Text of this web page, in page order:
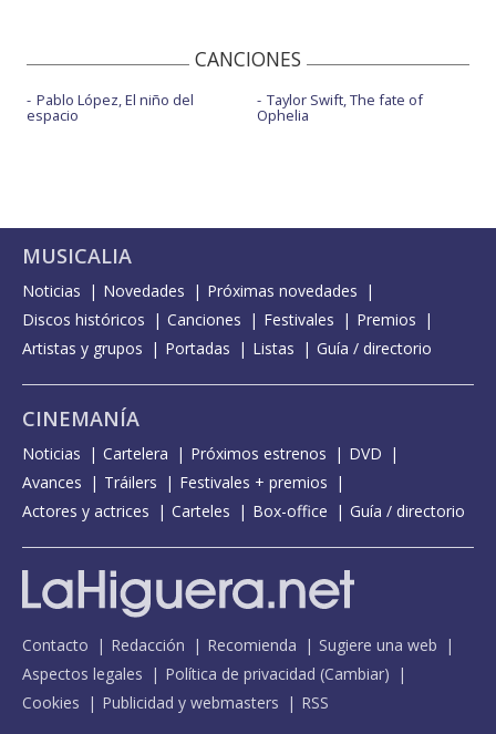
CANCIONES
Pablo López, El niño del
espacio
Taylor Swift, The fate of
Ophelia
MUSICALIA
Noticias Novedades
Próximas novedades
Discos históricos
Canciones Festivales
Premios
Artistas y grupos
Portadas Listas Guía / directorio
CINEMANÍA
Noticias Cartelera Próximos estrenos
DVD
Avances
Tráilers
Festivales + premios
Actores y actrices
Carteles Box-office Guía / directorio
Contacto Redacción Recomienda
Sugiere una web
Aspectos legales
Política de privacidad (Cambiar)
Cookies
Publicidad y webmasters RSS